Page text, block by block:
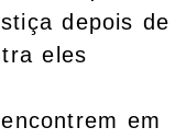
depois de
eles
em